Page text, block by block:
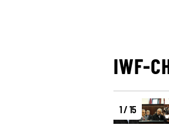
IWF-
1 / 15